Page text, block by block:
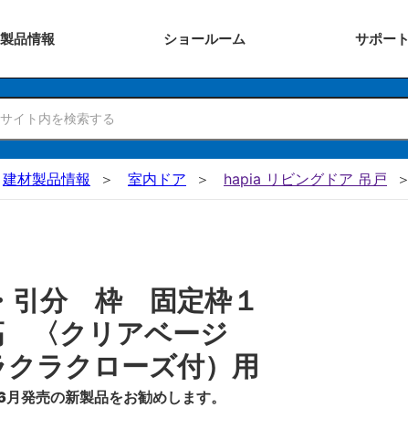
製品情報 ショールーム サポート
建材製品情報 室内ドア hapia リビングドア 吊戸
引分 枠 固定枠１
〈クリアベージ
ラクローズ付）用
発売の新製品をお勧めします。